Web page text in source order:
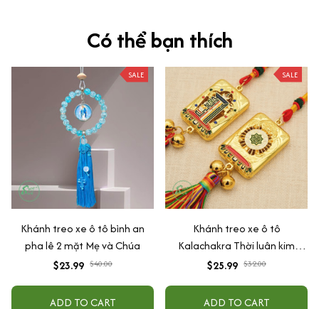
Có thể bạn thích
SALE
Khánh treo xe ô tô bình an
pha lê 2 mặt Mẹ và Chúa
$23.99 $40.00
ADD TO CART
SALE
Khánh treo xe ô tô
Kalachakra Thời luân kim
cang, Phật giáo Mật Tông -
$25.99 $32.00
ADD TO CART